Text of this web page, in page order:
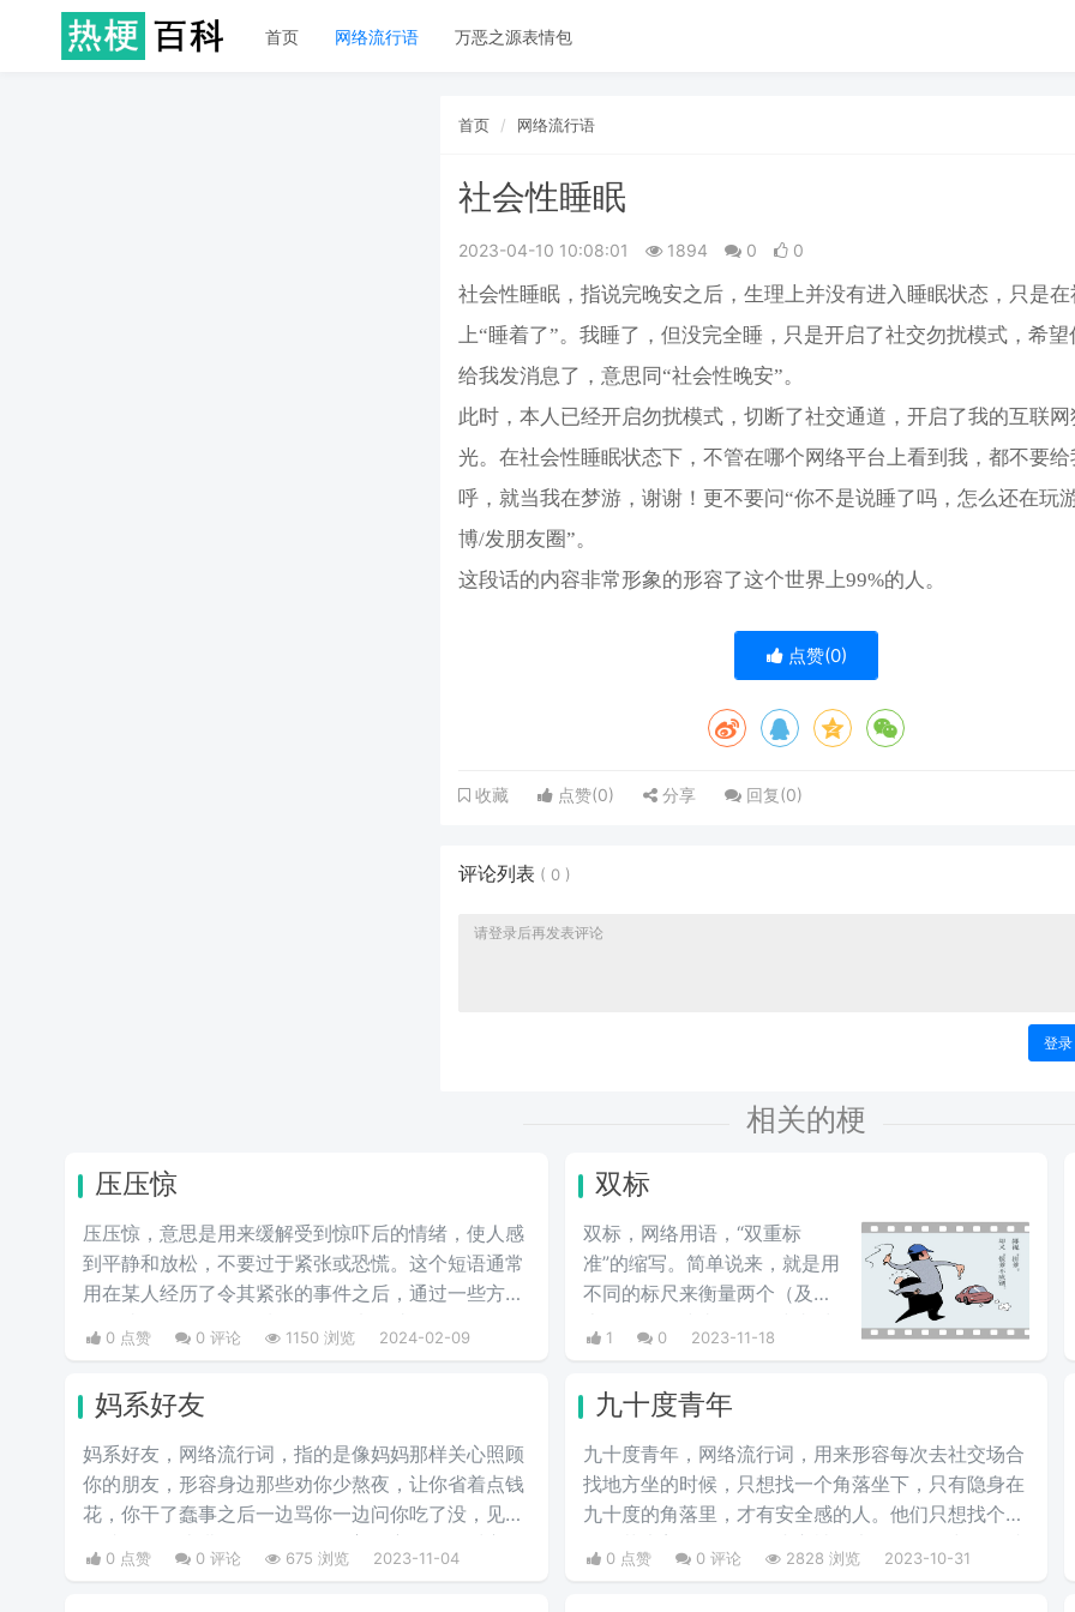
首页 网络流行语 万恶之源表情包
首页 网络流行语
社会性睡眠
2023-04-10 10:08:01 1894 0 0
社会性睡眠，指说完晚安之后，生理上并没有进入睡眠状态，只是
上“睡着了”。我睡了，但没完全睡，只是开启了社交勿扰模式，希望
给我发消息了，意思同“社会性晚安”。
此时，本人已经开启勿扰模式，切断了社交通道，开启了我的互联
光。在社会性睡眠状态下，不管在哪个网络平台上看到我，都不要
呼，就当我在梦游，谢谢！更不要问“你不是说睡了吗，怎么还在玩
博/发朋友圈”。
这段话的内容非常形象的形容了这个世界上99%的人。
点赞(0)
收藏 点赞(0) 分享 回复(0)
评论列表 ( 0 )
登录
相关的梗
压压惊
压压惊，意思是用来缓解受到惊吓后的情绪，使人感
到平静和放松，不要过于紧张或恐慌。这个短语通常
用在某人经历了令其紧张的事件之后，通过一些方式
静。
0 点赞 0 评论 1150 浏览 2024-02-09
双标
双标，网络用语，“‌‌‌‌‌‌‌‌‌‌双重标
准”的缩写。简单说来，就是用
不同的标尺来衡量两个（及以
人有不同的评判标准，比如对
（对别人要求高对自己低）。
或者说对同一性质的事情，会
根据自己的喜好、利益等原因
作出截然相反的判断或行为，
亦或者同一件事开头和结尾产
生不同的评判标准的情况。将
1 0 2023-11-18
妈系好友
妈系好友，网络流行词，指的是像妈妈那样关心照顾
你的朋友，形容身边那些劝你少熬夜，让你省着点钱
花，你干了蠢事之后一边骂你一边问你吃了没，见了
面就在你耳边唠叨的朋友。她们善于主动照顾对方，
让人如沐春风。
0 点赞 0 评论 675 浏览 2023-11-04
九十度青年
九十度青年，网络流行词，用来形容每次去社交场合
找地方坐的时候，只想找一个角落坐下，只有隐身在
九十度的角落里，才有安全感的人。他们只想找个安
静角落坐着，如果一不小心被迫坐在了人群中间，就
会感到尴尬，浑身不自在。他们喜欢隐身在90度的角
0 点赞 0 评论 2828 浏览 2023-10-31